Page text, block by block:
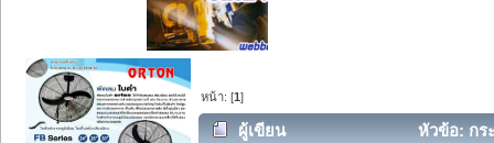
หน้า: [1]
ผู้เขียน
หัวข้อ: กร